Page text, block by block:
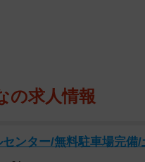
の求人情報
ンター/無料駐車場完備